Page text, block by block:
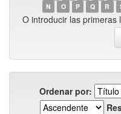
N
O P Q R
O introducir las primeras
Ordenar por: